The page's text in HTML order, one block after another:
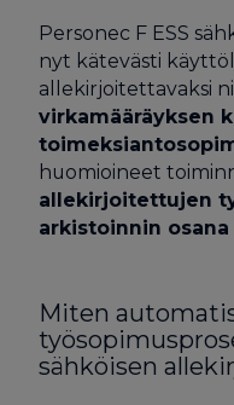
Personec F ESS
nyt kätevästi
allekirjoitettavaksi
virkamääräyksen
huomioineet
allekirjoitettujen
arkistoinnin
Miten
sähköisen